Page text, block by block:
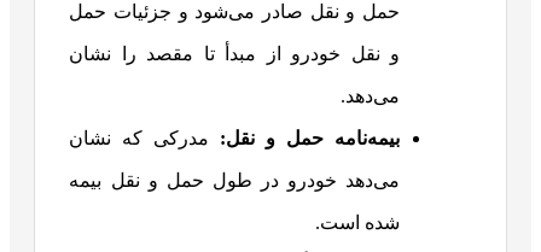
حمل و نقل صادر می‌شود و جزئیات حمل
و نقل خودرو از مبدأ تا مقصد را نشان
می‌دهد.
بیمه‌نامه حمل و نقل: مدرکی که نشان
می‌دهد خودرو در طول حمل و نقل بیمه
شده است.